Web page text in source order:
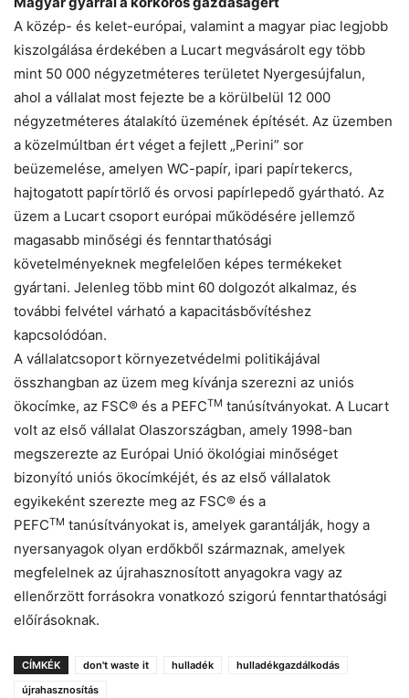
A közép- és kelet-európai, valamint a magyar piac legjobb
kiszolgálása érdekében a Lucart megvásárolt egy több
mint 50 000 négyzetméteres területet Nyergesújfalun,
ahol a vállalat most fejezte be a körülbelül 12 000
négyzetméteres átalakító üzemének építését. Az üzemben
a közelmúltban ért véget a fejlett „Perini” sor
beüzemelése, amelyen WC-papír, ipari papírtekercs,
hajtogatott papírtörlő és orvosi papírlepedő gyártható. Az
üzem a Lucart csoport európai működésére jellemző
magasabb minőségi és fenntarthatósági
követelményeknek megfelelően képes termékeket
gyártani. Jelenleg több mint 60 dolgozót alkalmaz, és
további felvétel várható a kapacitásbővítéshez
kapcsolódóan.
A vállalatcsoport környezetvédelmi politikájával
összhangban az üzem meg kívánja szerezni az uniós
ökocímke, az FSC® és a PEFCTM tanúsítványokat. A Lucart
volt az első vállalat Olaszországban, amely 1998-ban
megszerezte az Európai Unió ökológiai minőséget
bizonyító uniós ökocímkéjét, és az első vállalatok
egyikeként szerezte meg az FSC® és a
PEFCTM tanúsítványokat is, amelyek garantálják, hogy a
nyersanyagok olyan erdőkből származnak, amelyek
megfelelnek az újrahasznosított anyagokra vagy az
ellenőrzött forrásokra vonatkozó szigorú fenntarthatósági
előírásoknak.
CÍMKÉK don't waste it hulladék
hulladékgazdálkodás
újrahasznosítás